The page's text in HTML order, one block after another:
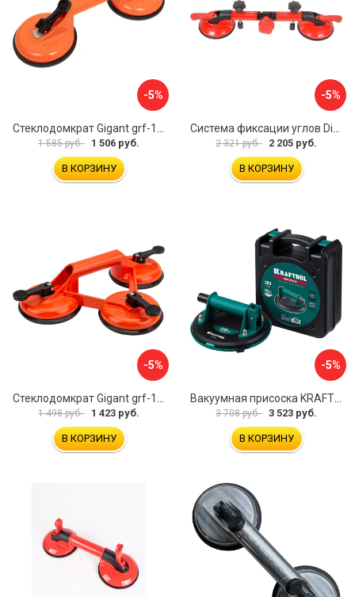
-5%
1 585 руб. 1 506 руб.
В КОРЗИНУ
-5%
2 321 руб. 2 205 руб.
В КОРЗИНУ
-5%
1 498 руб. 1 423 руб.
В КОРЗИНУ
-5%
3 708 руб. 3 523 руб.
В КОРЗИНУ